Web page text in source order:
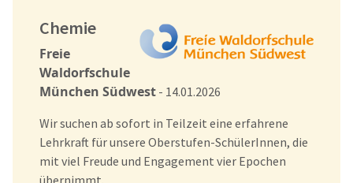
Chemie
Freie
Waldorfschule
München Südwest - 14.01.2026
Wir suchen ab sofort in Teilzeit eine erfahrene
Lehrkraft für unsere Oberstufen-SchülerInnen, die
mit viel Freude und Engagement vier Epochen
übernimmt.